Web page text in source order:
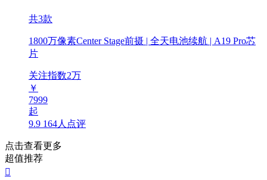
共3款
1800万像素Center Stage前摄 | 全天电池续航 | A19 Pro芯
片
关注指数2万
￥
7999
起
9.9 164人点评
点击查看更多
超值推荐
